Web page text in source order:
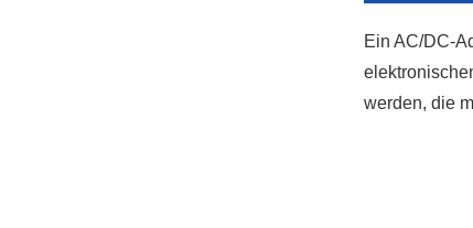
Ein AC/DC-
werden, die